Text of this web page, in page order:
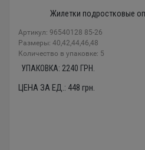
Жилетки подростковые
Артикул: 96540128 85-26
Размеры: 40,42,44,46,48
Количество в упаковке: 5
УПАКОВКА: 2240 ГРН.
ЦЕНА ЗА ЕД.: 448 грн.